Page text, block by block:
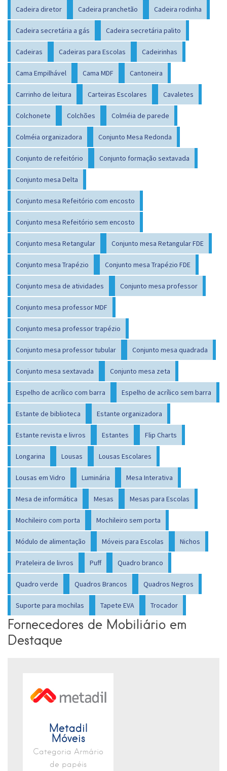
Cadeira diretor Cadeira pranchetão Cadeira rodinha
Cadeira secretária a gás Cadeira secretária palito
Cadeiras Cadeiras para Escolas Cadeirinhas
Cama Empilhável Cama MDF Cantoneira
Carrinho de leitura Carteiras Escolares Cavaletes
Colchonete Colchões Colméia de parede
Colméia organizadora Conjunto Mesa Redonda
Conjunto de refeitório Conjunto formação sextavada
Conjunto mesa Delta
Conjunto mesa Refeitório com encosto
Conjunto mesa Refeitório sem encosto
Conjunto mesa Retangular Conjunto mesa Retangular FDE
Conjunto mesa Trapézio Conjunto mesa Trapézio FDE
Conjunto mesa de atividades Conjunto mesa professor
Conjunto mesa professor MDF
Conjunto mesa professor trapézio
Conjunto mesa professor tubular Conjunto mesa quadrada
Conjunto mesa sextavada Conjunto mesa zeta
Espelho de acrílico com barra Espelho de acrílico sem barra
Estante de biblioteca Estante organizadora
Estante revista e livros Estantes Flip Charts
Longarina Lousas Lousas Escolares
Lousas em Vidro Luminária Mesa Interativa
Mesa de informática Mesas Mesas para Escolas
Mochileiro com porta Mochileiro sem porta
Módulo de alimentação Móveis para Escolas Nichos
Prateleira de livros Puff Quadro branco
Quadro verde Quadros Brancos Quadros Negros
Suporte para mochilas Tapete EVA Trocador
Fornecedores de Mobiliário em
Destaque
Metadil
Móveis
Categoria Armário
de papéis